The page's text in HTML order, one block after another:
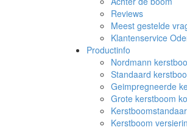
Reviews
Meest gestelde
Klantenservice
Productinfo
Nordmann
Standaard
Geimpregneerde
Grote kerstboom
Kerstboom